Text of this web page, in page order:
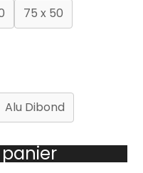
75 x 50
Alu Dibond